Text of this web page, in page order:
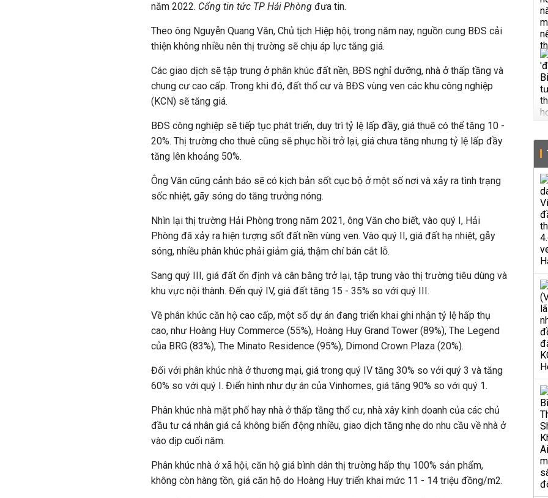
năm 2022. Cổng tin tức TP Hải Phòng đưa tin.
Theo ông Nguyễn Quang Văn, Chủ tịch Hiệp hội, trong năm nay, nguồn cung BĐS cải
thiện không nhiều nên thị trường sẽ chịu áp lực tăng giá.
Các giao dịch sẽ tập trung ở phân khúc đất nền, BĐS nghỉ dưỡng, nhà ở thấp tầng và
chung cư cao cấp. Trong khi đó, đất thổ cư và BĐS vùng ven các khu công nghiệp
(KCN) sẽ tăng giá.
BĐS công nghiệp sẽ tiếp tục phát triển, duy trì tỷ lệ lấp đầy, giá thuê có thể tăng 10 -
20%. Thị trường cho thuê cũng sẽ phục hồi trở lại, giá chưa tăng nhưng tỷ lệ lấp đầy
tăng lên khoảng 50%.
Ông Văn cũng cảnh báo sẽ có kịch bản sốt cục bộ ở một số nơi và xảy ra tình trạng
sốc nhiệt, gãy sóng do tăng trưởng nóng.
Nhìn lại thị trường Hải Phòng trong năm 2021, ông Văn cho biết, vào quý I, Hải
Phòng đã xảy ra hiện tượng sốt đất nền vùng ven. Vào quý II, giá đất hạ nhiệt, gẫy
sóng, nhiều phân khúc phải giảm giá, thậm chí bán cắt lỗ.
Sang quý III, giá đất ổn định và cân bằng trở lại, tập trung vào thị trường tiêu dùng và
khu vực nội thành. Đến quý IV, giá đất tăng 15 - 35% so với quý III.
Về phân khúc căn hộ cao cấp, một số dự án đang triển khai ghi nhận tỷ lệ hấp thụ
cao, như Hoàng Huy Commerce (55%), Hoàng Huy Grand Tower (89%), The Legend
của BRG (83%), The Minato Residence (95%), Dimond Crown Plaza (20%).
Đối với phân khúc nhà ở thương mại, giá trong quý IV tăng 30% so với quý 3 và tăng
60% so với quý I. Điển hình như dự án của Vinhomes, giá tăng 90% so với quý 1.
Phân khúc nhà mặt phố hay nhà ở thấp tầng thổ cư, nhà xây kinh doanh của các chủ
đầu tư cá nhân giá cả không biến động nhiều, giao dịch tăng nhẹ do nhu cầu về nhà ở
vào dịp cuối năm.
Phân khúc nhà ở xã hội, căn hộ giá bình dân thị trường hấp thụ 100% sản phẩm,
không còn hàng tồn, giá căn hộ do Hoàng Huy triển khai mức 11 - 14 triệu đồng/m2.